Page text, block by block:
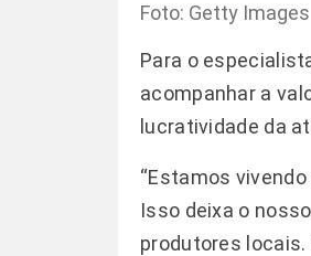
Foto: Getty Images
Para o
acompanhar a
lucratividade da
“Estamos
Isso deixa o
produtores